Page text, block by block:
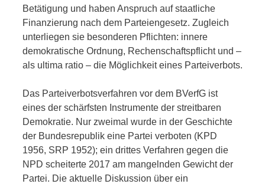
Betätigung und haben Anspruch auf staatliche
Finanzierung nach dem Parteiengesetz. Zugleich
unterliegen sie besonderen Pflichten: innere
demokratische Ordnung, Rechenschaftspflicht und –
als ultima ratio – die Möglichkeit eines Parteiverbots.
Das Parteiverbotsverfahren vor dem BVerfG ist
eines der schärfsten Instrumente der streitbaren
Demokratie. Nur zweimal wurde in der Geschichte
der Bundesrepublik eine Partei verboten (KPD
1956, SRP 1952); ein drittes Verfahren gegen die
NPD scheiterte 2017 am mangelnden Gewicht der
Partei. Die aktuelle Diskussion über ein